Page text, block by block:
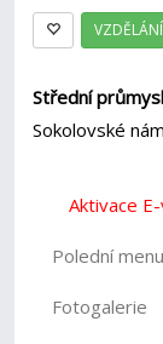
VZDĚLÁNÍ
Střední
Sokolovské
Aktivace
Polední menu
Fotogalerie